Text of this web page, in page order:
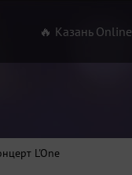
🔥 Казань Online
L'One